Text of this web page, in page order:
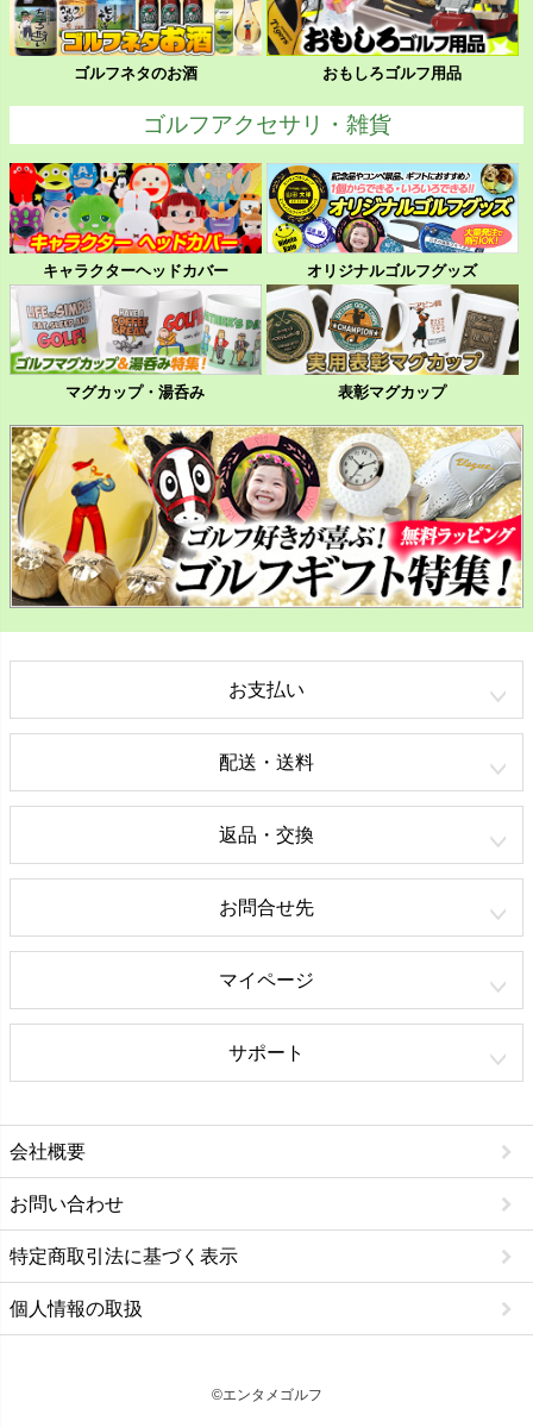
ゴルフネタのお酒 おもしろゴルフ用品
ゴルフアクセサリ・雑貨
キャラクターヘッドカバー オリジナルゴルフグッズ
マグカップ・湯呑み 表彰マグカップ
お支払い
配送・送料
返品・交換
お問合せ先
マイページ
サポート
会社概要
お問い合わせ
特定商取引法に基づく表示
個人情報の取扱
©エンタメゴルフ